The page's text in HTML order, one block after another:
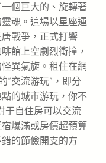
個巨大的、旋轉著
魂。這場以星座運
戰爭，正式打響
館上空劇烈衝撞，
異氣旋。租住在網
“交流游玩”，即分
的城市游玩，你不
于自住房可以交流
爆滿或房價超預算
的節儉開支的方